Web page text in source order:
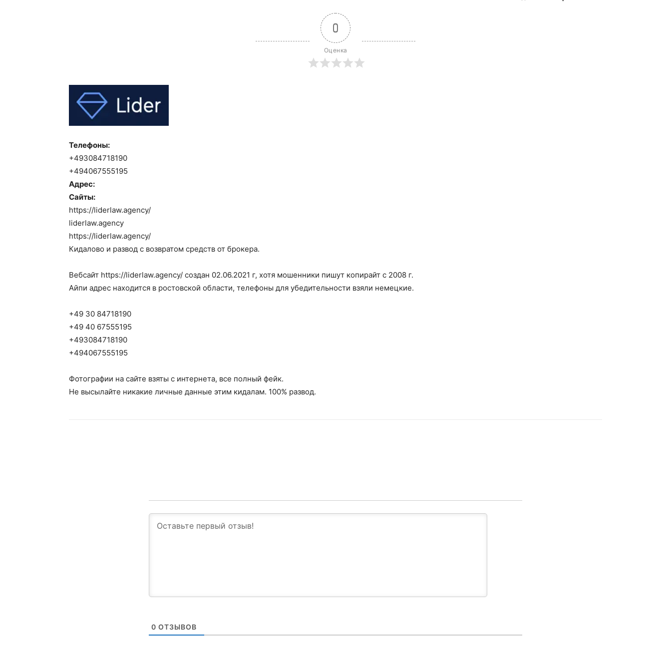
0
Оценка
Телефоны:
+493084718190
+494067555195
Адрес:
Сайты:
https://liderlaw.agency/
liderlaw.agency
https://liderlaw.agency/
Кидалово и развод с возвратом средств от брокера.
Вебсайт https://liderlaw.agency/ создан 02.06.2021 г, хотя мошенники пишут копирайт с 2008 г.
Айпи адрес находится в ростовской области, телефоны для убедительности взяли немецкие.
+49 30 84718190
+49 40 67555195
+493084718190
+494067555195
Фотографии на сайте взяты с интернета, все полный фейк.
Не высылайте никакие личные данные этим кидалам. 100% развод.
0 ОТЗЫВОВ